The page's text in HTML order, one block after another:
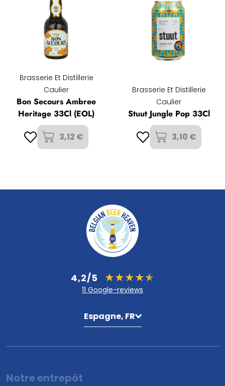
Brasserie Et Distillerie
Caulier
Bon Secours Ambree
Heritage 33Cl (EOL)
3,12 €
Brasserie Et Distillerie
Caulier
Stuut Jungle Pop 33Cl
3,10 €
4,2/5
11 Google-reviews
Espagne, FR
Notre entrepôt